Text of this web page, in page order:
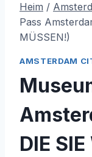
Heim /
Pass
MÜSSEN!)
AMSTERDAM
DIE